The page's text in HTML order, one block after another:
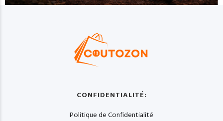
CONFIDENTIALITÉ:
Politique de Confidentialité